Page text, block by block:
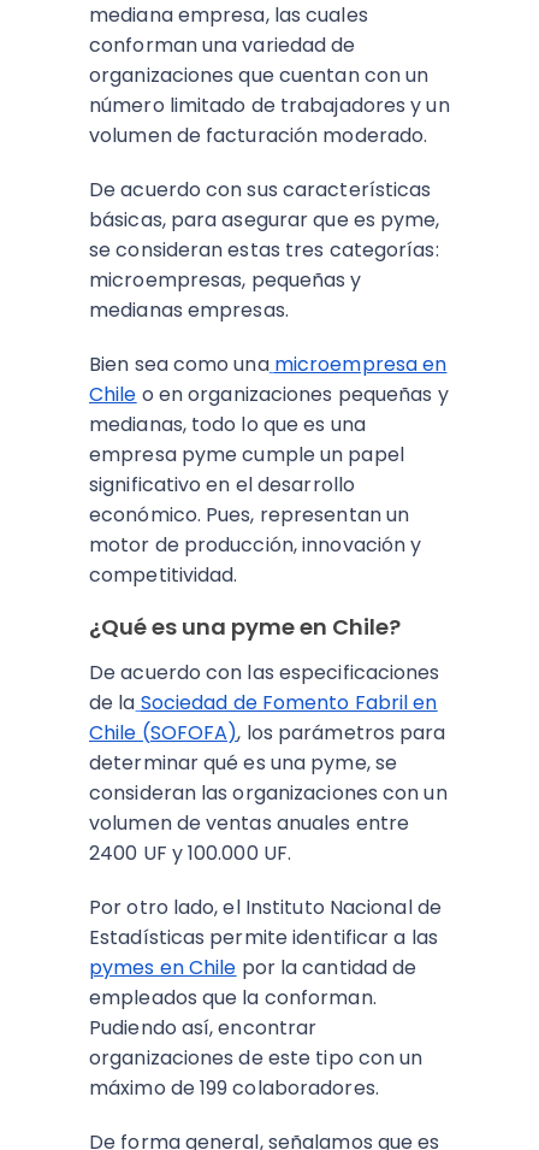
mediana empresa, las cuales
conforman una variedad de
organizaciones que cuentan con un
número limitado de trabajadores y un
volumen de facturación moderado.
De acuerdo con sus características
básicas, para asegurar que es pyme,
se consideran estas tres categorías:
microempresas, pequeñas y
medianas empresas.
Bien sea como una microempresa en
Chile o en organizaciones pequeñas y
medianas, todo lo que es una
empresa pyme cumple un papel
significativo en el desarrollo
económico. Pues, representan un
motor de producción, innovación y
competitividad.
¿Qué es una pyme en Chile?
De acuerdo con las especificaciones
de la Sociedad de Fomento Fabril en
Chile (SOFOFA), los parámetros para
determinar qué es una pyme, se
consideran las organizaciones con un
volumen de ventas anuales entre
2400 UF y 100.000 UF.
Por otro lado, el Instituto Nacional de
Estadísticas permite identificar a las
pymes en Chile por la cantidad de
empleados que la conforman.
Pudiendo así, encontrar
organizaciones de este tipo con un
máximo de 199 colaboradores.
De forma general, señalamos que es